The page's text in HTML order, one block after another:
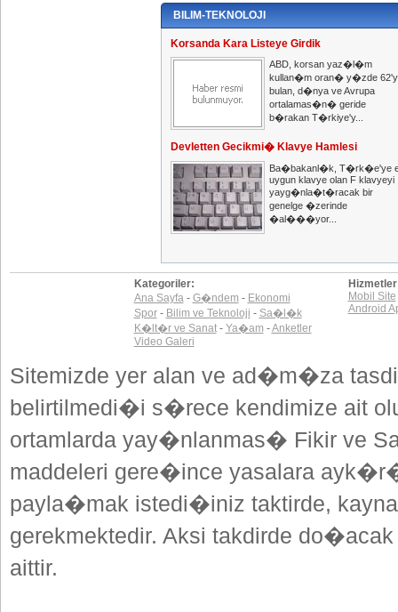
BILIM-TEKNOLOJI
Korsanda Kara Listeye Girdik
ABD, korsan yaz�l�m
kullan�m oran� y�zde
bulan, d�nya ve Avrupa
ortalamas�n� geride
b�rakan T�rkiye'y...
Devletten Gecikmi� Klavye Hamlesi
Ba�bakanl�k, T�rk�e'ye
uygun klavye olan F klavyeyi
yayg�nla�t�racak bir
genelge �zerinde
�al���yor...
Kategoriler:
Ana Sayfa- G�ndem - Ekonomi
Spor- Bilim ve Teknoloji - Sa�l�k
K�lt�r ve Sanat- Ya�am -Anketler
Video Galeri
Mobil Site
Android
Sitemizde yer alan ve ad�m�za
belirtilmedi�i s�rece kendimize ait
ortamlarda yay�nlanmas� Fikir ve
maddeleri gere�ince yasalara
payla�mak istedi�iniz taktirde,
gerekmektedir. Aksi takdirde
aittir.